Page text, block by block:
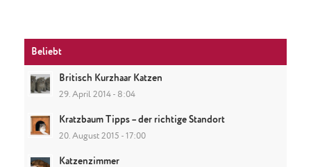
Beliebt
Britisch Kurzhaar Katzen
29. April 2014 - 8:04
Kratzbaum Tipps – der richtige Standort
20. August 2015 - 17:00
Katzenzimmer